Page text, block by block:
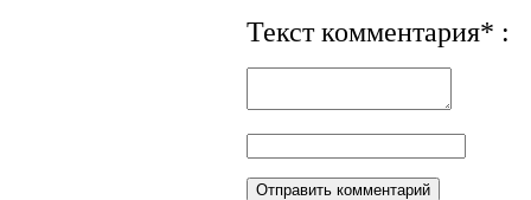
Текст комментария* :